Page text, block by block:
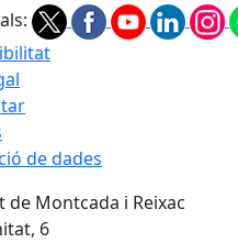
de dades
de Montcada i Reixac
6